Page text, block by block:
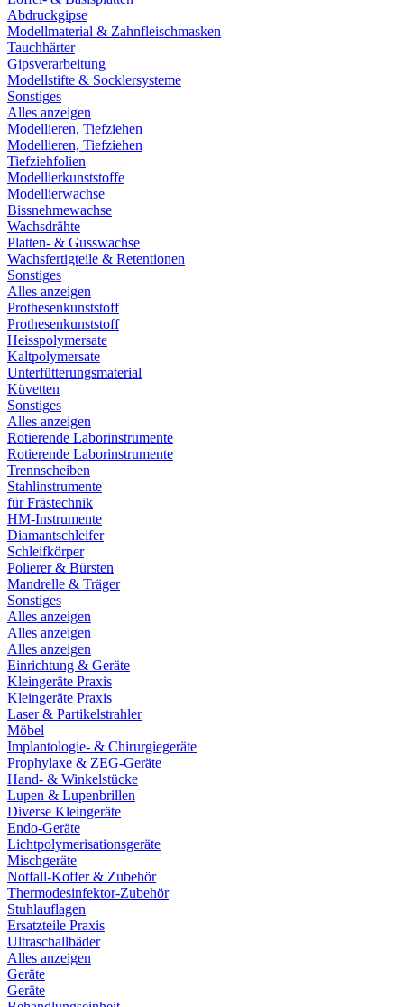
Abdruckgipse
Modellmaterial & Zahnfleischmasken
Tauchhärter
Gipsverarbeitung
Modellstifte & Socklersysteme
Sonstiges
Alles anzeigen
Modellieren, Tiefziehen
Modellieren, Tiefziehen
Tiefziehfolien
Modellierkunststoffe
Modellierwachse
Bissnehmewachse
Wachsdrähte
Platten- & Gusswachse
Wachsfertigteile & Retentionen
Sonstiges
Alles anzeigen
Prothesenkunststoff
Prothesenkunststoff
Heisspolymersate
Kaltpolymersate
Unterfütterungsmaterial
Küvetten
Sonstiges
Alles anzeigen
Rotierende Laborinstrumente
Rotierende Laborinstrumente
Trennscheiben
Stahlinstrumente
für Frästechnik
HM-Instrumente
Diamantschleifer
Schleifkörper
Polierer & Bürsten
Mandrelle & Träger
Sonstiges
Alles anzeigen
Alles anzeigen
Alles anzeigen
Einrichtung & Geräte
Kleingeräte Praxis
Kleingeräte Praxis
Laser & Partikelstrahler
Möbel
Implantologie- & Chirurgiegeräte
Prophylaxe & ZEG-Geräte
Hand- & Winkelstücke
Lupen & Lupenbrillen
Diverse Kleingeräte
Endo-Geräte
Lichtpolymerisationsgeräte
Mischgeräte
Notfall-Koffer & Zubehör
Thermodesinfektor-Zubehör
Stuhlauflagen
Ersatzteile Praxis
Ultraschallbäder
Alles anzeigen
Geräte
Geräte